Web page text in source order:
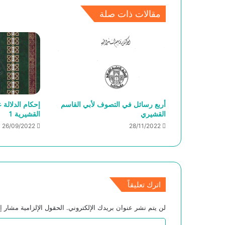
مقالات ذات صلة
أربع رسائل في التصوف لأبي القاسم
القشيري
28/11/2022
إحكام
القشيرية 1
26/09/2022
اترك تعليقاً
لن يتم نشر عنوان بريدك الإلكتروني. الحقول الإلزامية مشار